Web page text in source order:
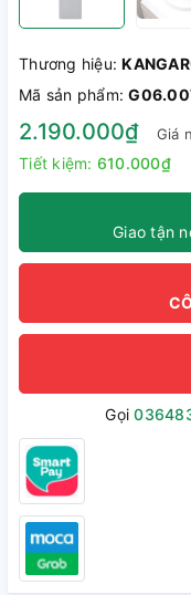
Thương hiệu:
Mã sản phẩm:
2.190.000₫ Giá
Tiết kiệm: 610.000₫
Giao tận
Gọi